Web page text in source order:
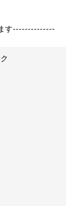
す--------------